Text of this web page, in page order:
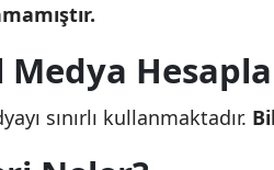
Medya
sınırlı kullanmaktadır.